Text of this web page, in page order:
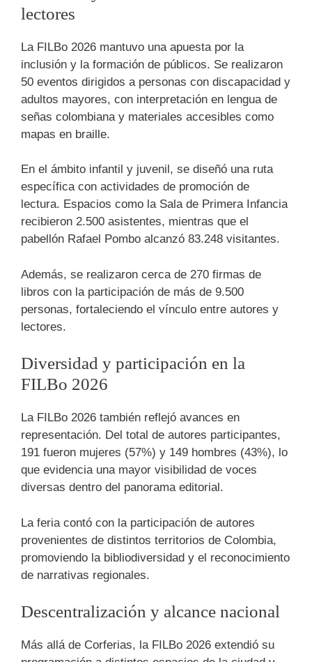
lectores
La FILBo 2026 mantuvo una apuesta por la
inclusión y la formación de públicos. Se realizaron
50 eventos dirigidos a personas con discapacidad y
adultos mayores, con interpretación en lengua de
señas colombiana y materiales accesibles como
mapas en braille.
En el ámbito infantil y juvenil, se diseñó una ruta
específica con actividades de promoción de
lectura. Espacios como la Sala de Primera Infancia
recibieron 2.500 asistentes, mientras que el
pabellón Rafael Pombo alcanzó 83.248 visitantes.
Además, se realizaron cerca de 270 firmas de
libros con la participación de más de 9.500
personas, fortaleciendo el vínculo entre autores y
lectores.
Diversidad y participación en la
FILBo 2026
La FILBo 2026 también reflejó avances en
representación. Del total de autores participantes,
191 fueron mujeres (57%) y 149 hombres (43%), lo
que evidencia una mayor visibilidad de voces
diversas dentro del panorama editorial.
La feria contó con la participación de autores
provenientes de distintos territorios de Colombia,
promoviendo la bibliodiversidad y el reconocimiento
de narrativas regionales.
Descentralización y alcance nacional
Más allá de Corferias, la FILBo 2026 extendió su